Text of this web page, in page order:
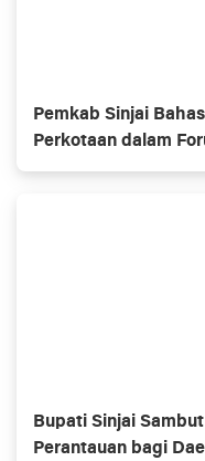
Pemkab Sinjai
Perkotaan dalam
Bupati Sinjai
Perantauan bagi